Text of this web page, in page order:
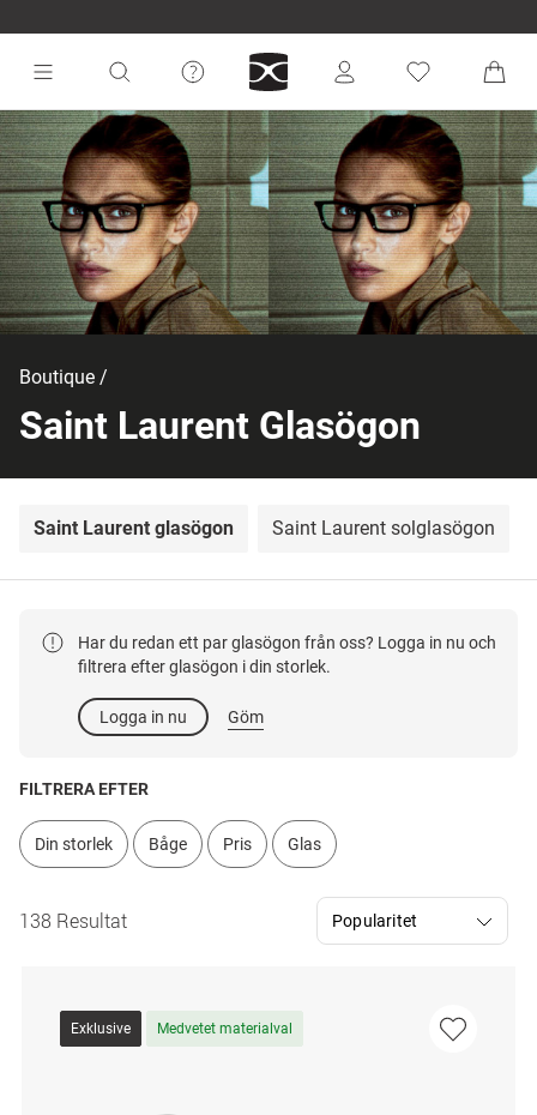
Boutique
Saint Laurent Glasögon
Saint Laurent glasögon Saint Laurent solglasögon
Har du redan ett par glasögon från oss? Logga in nu och
filtrera efter glasögon i din storlek.
Logga in nu Göm
FILTRERA EFTER
Din storlek Båge Pris Glas
138 Resultat
Exklusive Medvetet materialval